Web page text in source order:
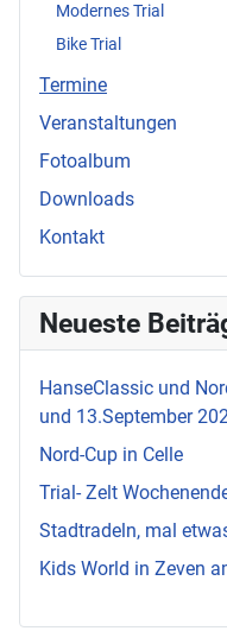
Modernes Trial
Bike Trial
Termine
Veranstaltungen
Fotoalbum
Downloads
Kontakt
Neueste
HanseClassic und
und 13.September
Nord-Cup in Celle
Trial- Zelt
Stadtradeln, mal
Kids World in Zeven